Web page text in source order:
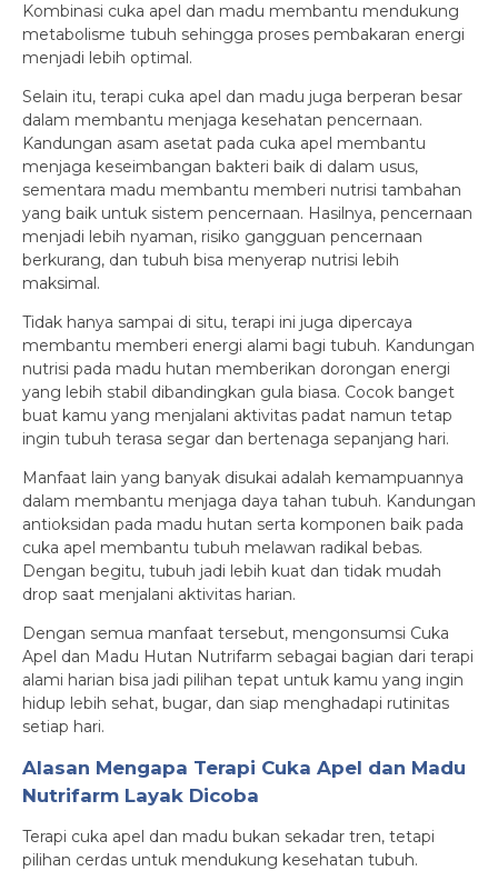
Kombinasi cuka apel dan madu membantu mendukung
metabolisme tubuh sehingga proses pembakaran energi
menjadi lebih optimal.
Selain itu, terapi cuka apel dan madu juga berperan besar
dalam membantu menjaga kesehatan pencernaan.
Kandungan asam asetat pada cuka apel membantu
menjaga keseimbangan bakteri baik di dalam usus,
sementara madu membantu memberi nutrisi tambahan
yang baik untuk sistem pencernaan. Hasilnya, pencernaan
menjadi lebih nyaman, risiko gangguan pencernaan
berkurang, dan tubuh bisa menyerap nutrisi lebih
maksimal.
Tidak hanya sampai di situ, terapi ini juga dipercaya
membantu memberi energi alami bagi tubuh. Kandungan
nutrisi pada madu hutan memberikan dorongan energi
yang lebih stabil dibandingkan gula biasa. Cocok banget
buat kamu yang menjalani aktivitas padat namun tetap
ingin tubuh terasa segar dan bertenaga sepanjang hari.
Manfaat lain yang banyak disukai adalah kemampuannya
dalam membantu menjaga daya tahan tubuh. Kandungan
antioksidan pada madu hutan serta komponen baik pada
cuka apel membantu tubuh melawan radikal bebas.
Dengan begitu, tubuh jadi lebih kuat dan tidak mudah
drop saat menjalani aktivitas harian.
Dengan semua manfaat tersebut, mengonsumsi Cuka
Apel dan Madu Hutan Nutrifarm sebagai bagian dari terapi
alami harian bisa jadi pilihan tepat untuk kamu yang ingin
hidup lebih sehat, bugar, dan siap menghadapi rutinitas
setiap hari.
Alasan Mengapa Terapi Cuka Apel dan Madu
Nutrifarm Layak Dicoba
Terapi cuka apel dan madu bukan sekadar tren, tetapi
pilihan cerdas untuk mendukung kesehatan tubuh.